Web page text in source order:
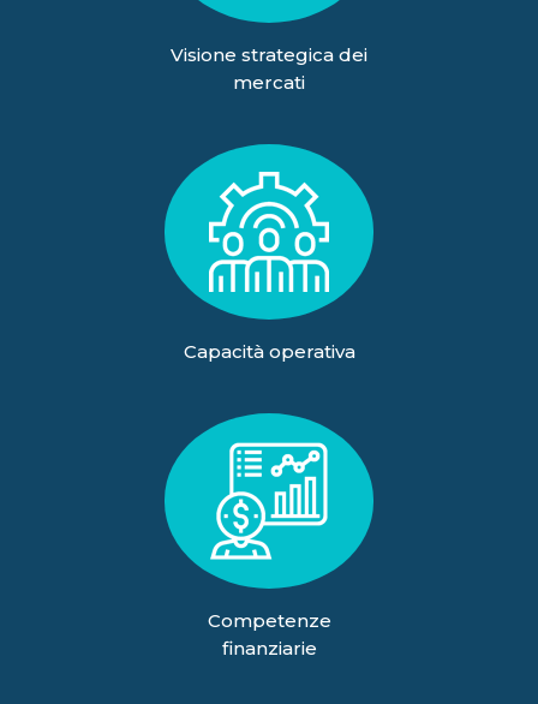
Visione strategica dei
mercati
Capacità operativa
Competenze
finanziarie